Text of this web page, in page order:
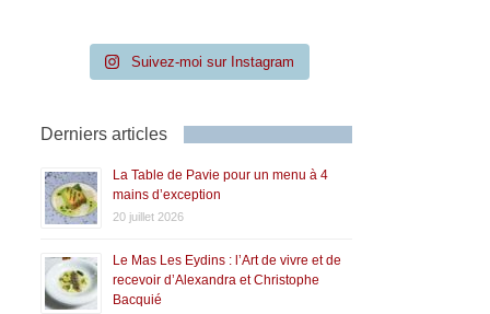
Suivez-moi sur Instagram
Derniers articles
La Table de Pavie pour un menu à 4
mains d’exception
20 juillet 2026
Le Mas Les Eydins : l’Art de vivre et de
recevoir d’Alexandra et Christophe
Bacquié